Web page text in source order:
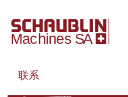
联系